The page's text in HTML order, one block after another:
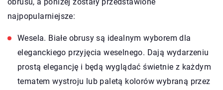
najpopularniejsze:
Wesela. Białe obrusy są idealnym wyborem dla
eleganckiego przyjęcia weselnego. Dają wydarzeniu
prostą elegancję i będą wyglądać świetnie z każdym
tematem wystroju lub paletą kolorów wybraną przez